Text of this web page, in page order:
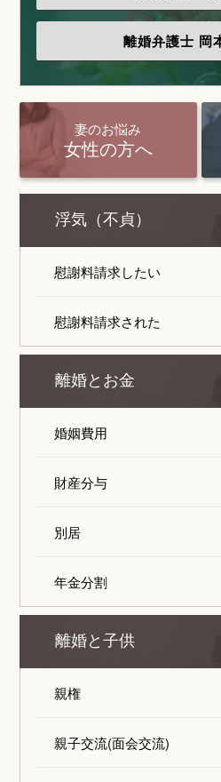
離婚弁護士 岡
妻のお悩み
女性の方へ
浮気（不貞）
慰謝料請求したい
慰謝料請求された
離婚とお金
婚姻費用
財産分与
別居
年金分割
離婚と子供
親権
親子交流(面会交流)